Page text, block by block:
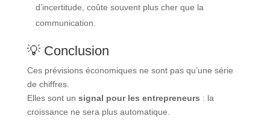
d’incertitude, coûte souvent plus cher que la
communication.
💡 Conclusion
Ces prévisions économiques ne sont pas qu’une série
de chiffres.
Elles sont un signal pour les entrepreneurs : la
croissance ne sera plus automatique.